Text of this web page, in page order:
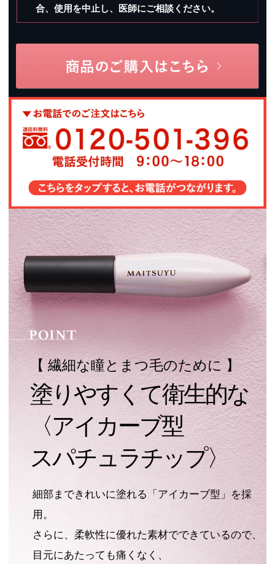
合、使用を中止し、医師にご相談ください。
【 繊細な瞳とまつ毛のために 】
塗りやすくて衛生的な
〈アイカーブ型
スパチュラチップ〉
細部まできれいに塗れる「アイカーブ型」を採
用。
さらに、柔軟性に優れた素材でできているので、
目元にあたっても痛くなく、